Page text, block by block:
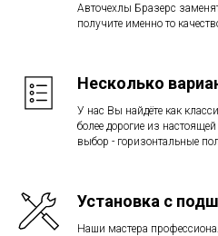
Авточехлы Бразерс
получите именно то
Несколько
У нас Вы найдёте как
более дорогие из
выбор - горизонтальные
Установка с
Наши мастера